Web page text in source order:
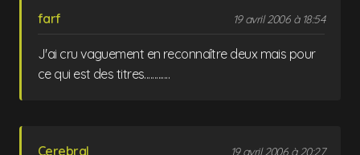
farf 19 avril 2006 à 18:54
J'ai cru vaguement en reconnaître deux mais pour
ce qui est des titres.............
Cerebral 19 avril 2006 à 20:27